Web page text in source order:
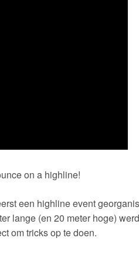
on a highline!
een highline event
lange (en 20 meter hoge)
om tricks op te doen.